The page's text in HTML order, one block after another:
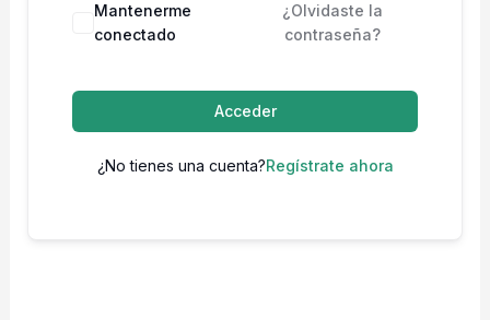
Mantenerme
conectado
¿Olvidaste la
contraseña?
Acceder
¿No tienes una cuenta?Regístrate ahora